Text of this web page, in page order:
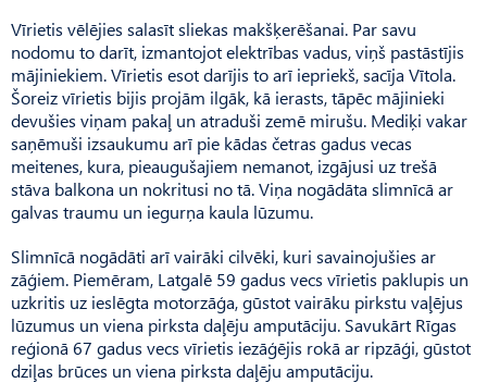
Vīrietis vēlējies salasīt sliekas makšķerēšanai. Par savu
nodomu to darīt, izmantojot elektrības vadus, viņš pastāstījis
mājiniekiem. Vīrietis esot darījis to arī iepriekš, sacīja Vītola.
Šoreiz vīrietis bijis projām ilgāk, kā ierasts, tāpēc mājinieki
devušies viņam pakaļ un atraduši zemē mirušu. Mediķi vakar
saņēmuši izsaukumu arī pie kādas četras gadus vecas
meitenes, kura, pieaugušajiem nemanot, izgājusi uz trešā
stāva balkona un nokritusi no tā. Viņa nogādāta slimnīcā ar
galvas traumu un iegurņa kaula lūzumu.
Slimnīcā nogādāti arī vairāki cilvēki, kuri savainojušies ar
zāģiem. Piemēram, Latgalē 59 gadus vecs vīrietis paklupis un
uzkritis uz ieslēgta motorzāģa, gūstot vairāku pirkstu vaļējus
lūzumus un viena pirksta daļēju amputāciju. Savukārt Rīgas
reģionā 67 gadus vecs vīrietis iezāģējis rokā ar ripzāģi, gūstot
dziļas brūces un viena pirksta daļēju amputāciju.